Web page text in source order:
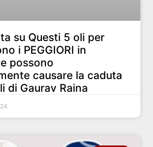
su Questi 5 oli per
i PEGGIORI in
possono
causare la caduta
di Gaurav Raina